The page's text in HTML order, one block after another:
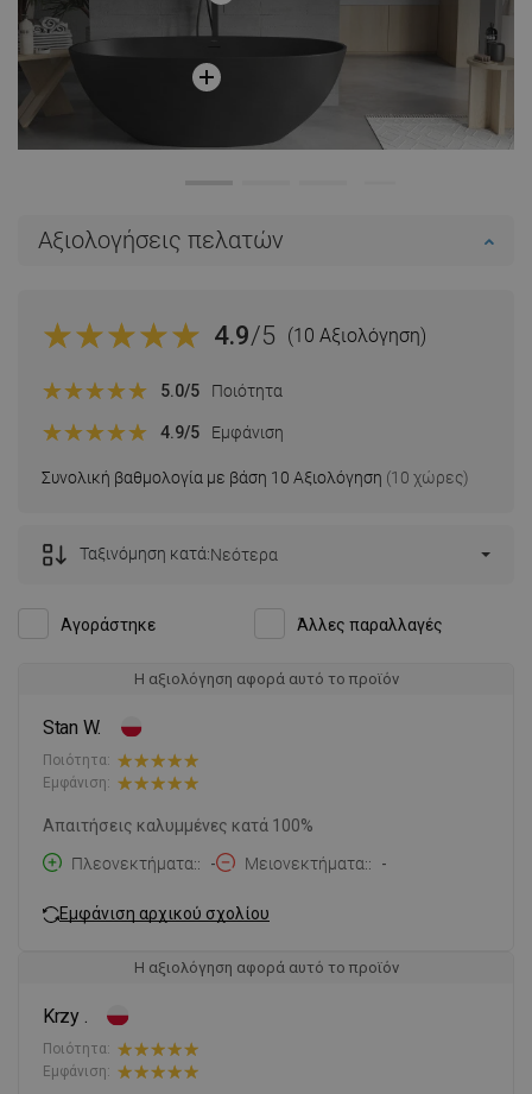
Αξιολογήσεις πελατών
4.9/5 (10 Αξιολόγηση)
Συνολική βαθμολογία με βάση 10 Αξιολόγηση (10 χώρες)
5.0/5 Ποιότητα
4.9/5 Εμφάνιση
Αγοράστηκε Άλλες παραλλαγές
Ταξινόμηση κατά:Νεότερα
Η αξιολόγηση αφορά αυτό το προϊόν
Stan W.
Ποιότητα:
Εμφάνιση:
Απαιτήσεις καλυμμένες κατά 100%
Πλεονεκτήματα:
- Μειονεκτήματα: -
Εμφάνιση αρχικού σχολίου
Η αξιολόγηση αφορά αυτό το προϊόν
Krzy .
Ποιότητα:
Εμφάνιση: